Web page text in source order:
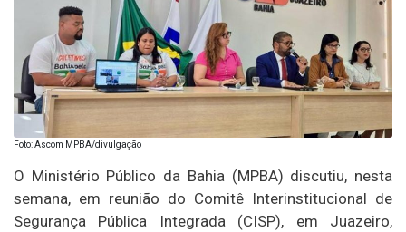
Foto: Ascom MPBA/divulgação
O Ministério Público da Bahia (MPBA) discutiu, nesta
semana, em reunião do Comitê Interinstitucional de
Segurança Pública Integrada (CISP), em Juazeiro,